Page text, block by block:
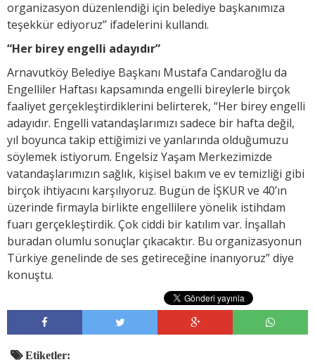
organizasyon düzenlendiği için belediye başkanımıza
teşekkür ediyoruz” ifadelerini kullandı.
“Her birey engelli adayıdır”
Arnavutköy Belediye Başkanı Mustafa Candaroğlu da
Engelliler Haftası kapsamında engelli bireylerle birçok
faaliyet gerçekleştirdiklerini belirterek, “Her birey engelli
adayıdır. Engelli vatandaşlarımızı sadece bir hafta değil,
yıl boyunca takip ettiğimizi ve yanlarında olduğumuzu
söylemek istiyorum. Engelsiz Yaşam Merkezimizde
vatandaşlarımızın sağlık, kişisel bakım ve ev temizliği gibi
birçok ihtiyacını karşılıyoruz. Bugün de İŞKUR ve 40’ın
üzerinde firmayla birlikte engellilere yönelik istihdam
fuarı gerçekleştirdik. Çok ciddi bir katılım var. İnşallah
buradan olumlu sonuçlar çıkacaktır. Bu organizasyonun
Türkiye genelinde de ses getireceğine inanıyoruz” diye
konuştu.
Etiketler: